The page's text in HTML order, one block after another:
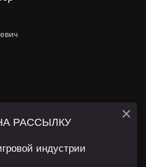
активная ссылка на
данные геолокации
РАССЫЛКУ
индустрии
×